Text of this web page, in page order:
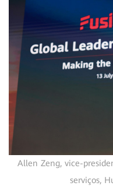
Allen Zeng, vice-
serviços,